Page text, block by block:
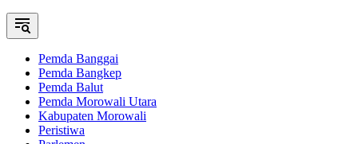
Pemda Banggai
Pemda Bangkep
Pemda Balut
Pemda Morowali Utara
Kabupaten Morowali
Peristiwa